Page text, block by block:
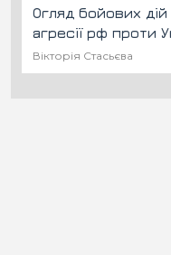
Огляд бойових
агресії рф проти
Вікторія Стасьєва